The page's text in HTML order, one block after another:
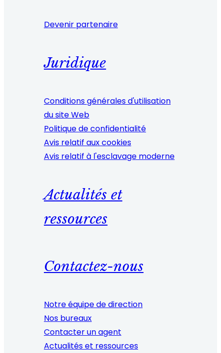
Devenir partenaire
Juridique
Conditions générales d'utilisation
du site Web
Politique de confidentialité
Avis relatif aux cookies
Avis relatif à l'esclavage moderne
Actualités et
ressources
Contactez-nous
Notre équipe de direction
Nos bureaux
Contacter un agent
Actualités et ressources